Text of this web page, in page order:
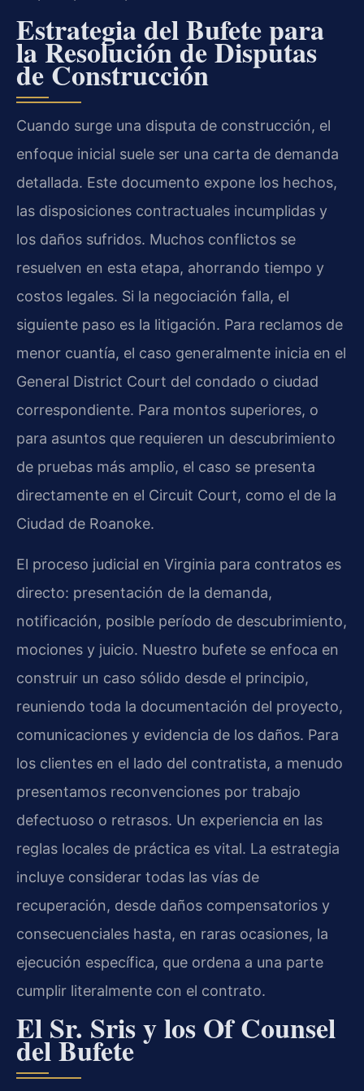
Estrategia del Bufete para
la Resolución de Disputas
de Construcción
Cuando surge una disputa de construcción, el
enfoque inicial suele ser una carta de demanda
detallada. Este documento expone los hechos,
las disposiciones contractuales incumplidas y
los daños sufridos. Muchos conflictos se
resuelven en esta etapa, ahorrando tiempo y
costos legales. Si la negociación falla, el
siguiente paso es la litigación. Para reclamos de
menor cuantía, el caso generalmente inicia en el
General District Court del condado o ciudad
correspondiente. Para montos superiores, o
para asuntos que requieren un descubrimiento
de pruebas más amplio, el caso se presenta
directamente en el Circuit Court, como el de la
Ciudad de Roanoke.
El proceso judicial en Virginia para contratos es
directo: presentación de la demanda,
notificación, posible período de descubrimiento,
mociones y juicio. Nuestro bufete se enfoca en
construir un caso sólido desde el principio,
reuniendo toda la documentación del proyecto,
comunicaciones y evidencia de los daños. Para
los clientes en el lado del contratista, a menudo
presentamos reconvenciones por trabajo
defectuoso o retrasos. Un experiencia en las
reglas locales de práctica es vital. La estrategia
incluye considerar todas las vías de
recuperación, desde daños compensatorios y
consecuenciales hasta, en raras ocasiones, la
ejecución específica, que ordena a una parte
cumplir literalmente con el contrato.
El Sr. Sris y los Of Counsel
del Bufete